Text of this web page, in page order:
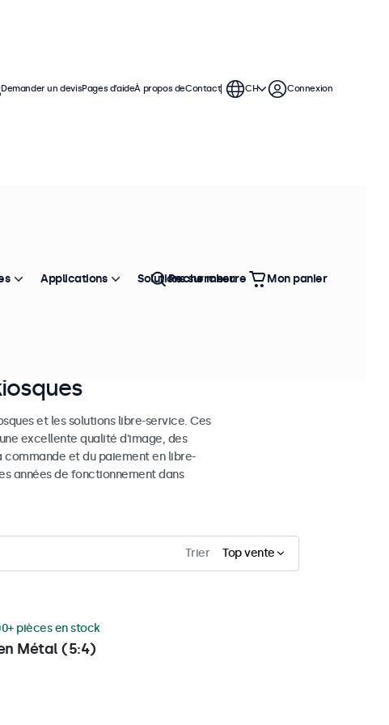
et les solutions libre-service. Ces
excellente qualité d'image, des
et du paiement en libre-
années de fonctionnement dans
Trier Top vente
Métal (5:4)
pièces en stock
Demander un devisPages d’aideÀ propos deContact CH Connexion
Applications Solutions sur mesure
Rechercher Mon panier